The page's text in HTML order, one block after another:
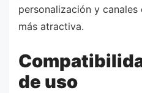
personalización y
más atractiva.
de uso